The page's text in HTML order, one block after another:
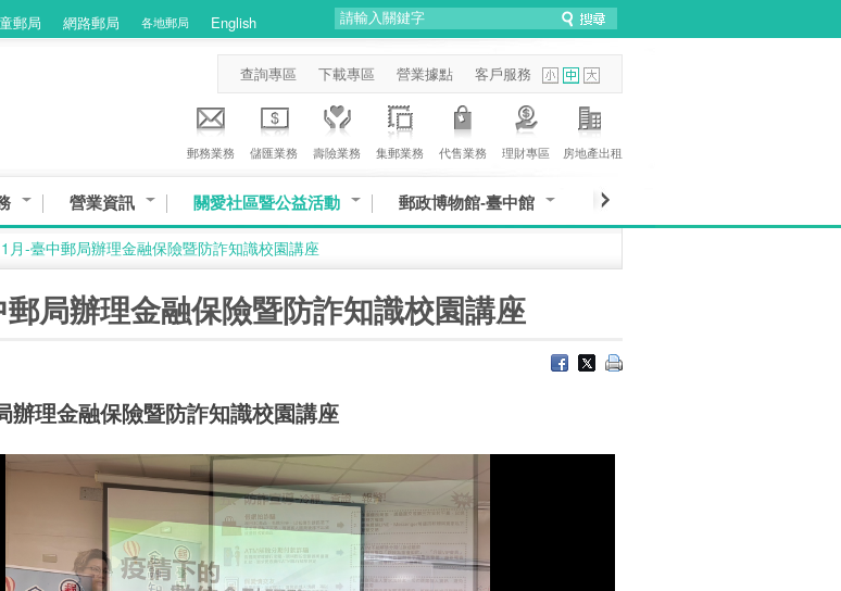
郵局 網路郵局 各地郵局 English
查詢專區 下載專區 營業據點 客戶服務
郵務業務 儲匯業務 壽險業務 集郵業務 代售業務 理財專區 房地產出租
營業資訊 關愛社區暨公益活動 郵政博物館-臺中館
月-臺中郵局辦理金融保險暨防詐知識校園講座
局辦理金融保險暨防詐知識校園講座
辦理金融保險暨防詐知識校園講座